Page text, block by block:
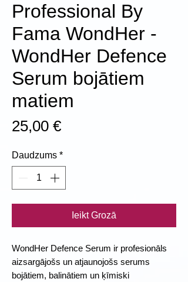
Professional By
Fama WondHer -
WondHer Defence
Serum bojātiem
matiem
25,00 €Cena
Daudzums *
Ieikt Grozā
WondHer Defence Serum ir profesionāls
aizsargājošs un atjaunojošs serums
bojātiem, balinātiem un ķīmiski